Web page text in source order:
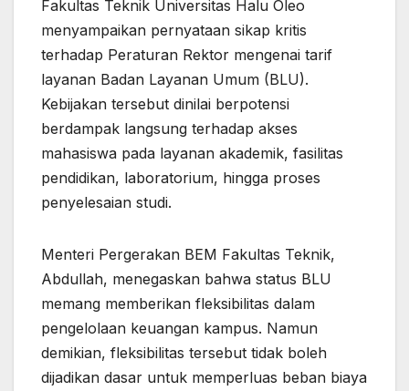
Fakultas Teknik Universitas Halu Oleo
menyampaikan pernyataan sikap kritis
terhadap Peraturan Rektor mengenai tarif
layanan Badan Layanan Umum (BLU).
Kebijakan tersebut dinilai berpotensi
berdampak langsung terhadap akses
mahasiswa pada layanan akademik, fasilitas
pendidikan, laboratorium, hingga proses
penyelesaian studi.
Menteri Pergerakan BEM Fakultas Teknik,
Abdullah, menegaskan bahwa status BLU
memang memberikan fleksibilitas dalam
pengelolaan keuangan kampus. Namun
demikian, fleksibilitas tersebut tidak boleh
dijadikan dasar untuk memperluas beban biaya